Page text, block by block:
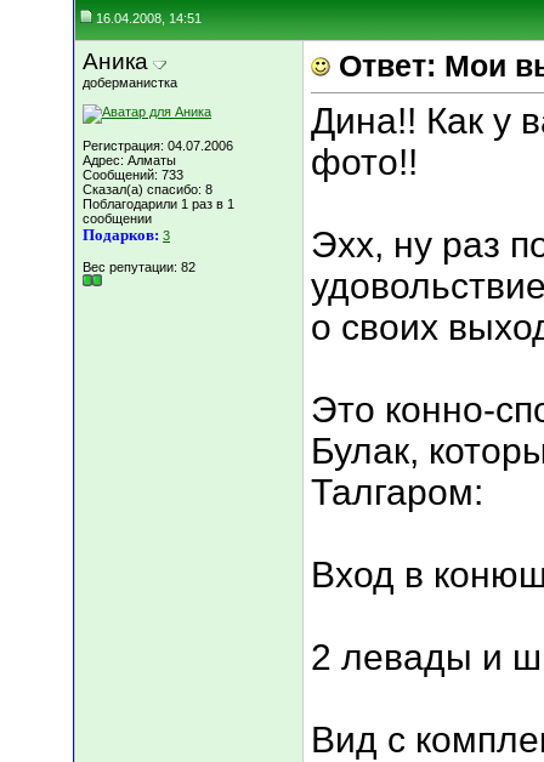
16.04.2008, 14:51
Аника
доберманистка
Регистрация: 04.07.2006
Адрес: Алматы
Сообщений: 733
Сказал(а) спасибо: 8
Поблагодарили 1 раз в 1
сообщении
Подарков: 3
Вес репутации: 82
Ответ: Мои
Дина!! Как у
фото!!
Эхх, ну раз
о своих
Это конно-
Булак,
Талгаром:
Вход в
2 левады и
Вид с